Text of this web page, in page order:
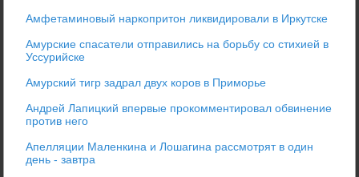
Амфетаминовый наркопритон ликвидировали в Иркутске
Амурские спасатели отправились на борьбу со стихией в
Уссурийске
Амурский тигр задрал двух коров в Приморье
Андрей Лапицкий впервые прокомментировал обвинение
против него
Апелляции Маленкина и Лошагина рассмотрят в один
день - завтра